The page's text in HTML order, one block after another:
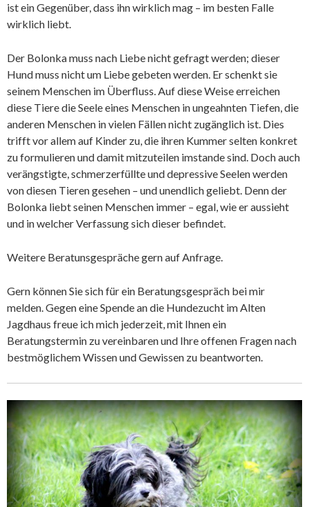
ist ein Gegenüber, dass ihn wirklich mag – im besten Falle
wirklich liebt.
Der Bolonka muss nach Liebe nicht gefragt werden; dieser
Hund muss nicht um Liebe gebeten werden. Er schenkt sie
seinem Menschen im Überfluss. Auf diese Weise erreichen
diese Tiere die Seele eines Menschen in ungeahnten Tiefen, die
anderen Menschen in vielen Fällen nicht zugänglich ist. Dies
trifft vor allem auf Kinder zu, die ihren Kummer selten konkret
zu formulieren und damit mitzuteilen imstande sind. Doch auch
verängstigte, schmerzerfüllte und depressive Seelen werden
von diesen Tieren gesehen – und unendlich geliebt. Denn der
Bolonka liebt seinen Menschen immer – egal, wie er aussieht
und in welcher Verfassung sich dieser befindet.
Weitere Beratunsgespräche gern auf Anfrage.
Gern können Sie sich für ein Beratungsgespräch bei mir
melden. Gegen eine Spende an die Hundezucht im Alten
Jagdhaus freue ich mich jederzeit, mit Ihnen ein
Beratungstermin zu vereinbaren und Ihre offenen Fragen nach
bestmöglichem Wissen und Gewissen zu beantworten.